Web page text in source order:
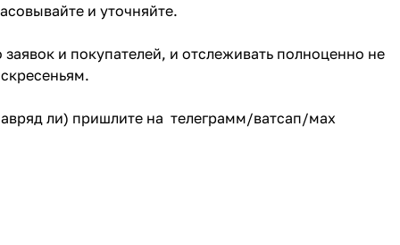
и уточняйте.
и покупателей, и отслеживать полноценно не
ли) пришлите на телеграмм/ватсап/мах